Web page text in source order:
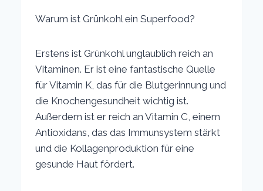
Warum ist Grünkohl ein Superfood?
Erstens ist Grünkohl unglaublich reich an
Vitaminen. Er ist eine fantastische Quelle
für Vitamin K, das für die Blutgerinnung und
die Knochengesundheit wichtig ist.
Außerdem ist er reich an Vitamin C, einem
Antioxidans, das das Immunsystem stärkt
und die Kollagenproduktion für eine
gesunde Haut fördert.